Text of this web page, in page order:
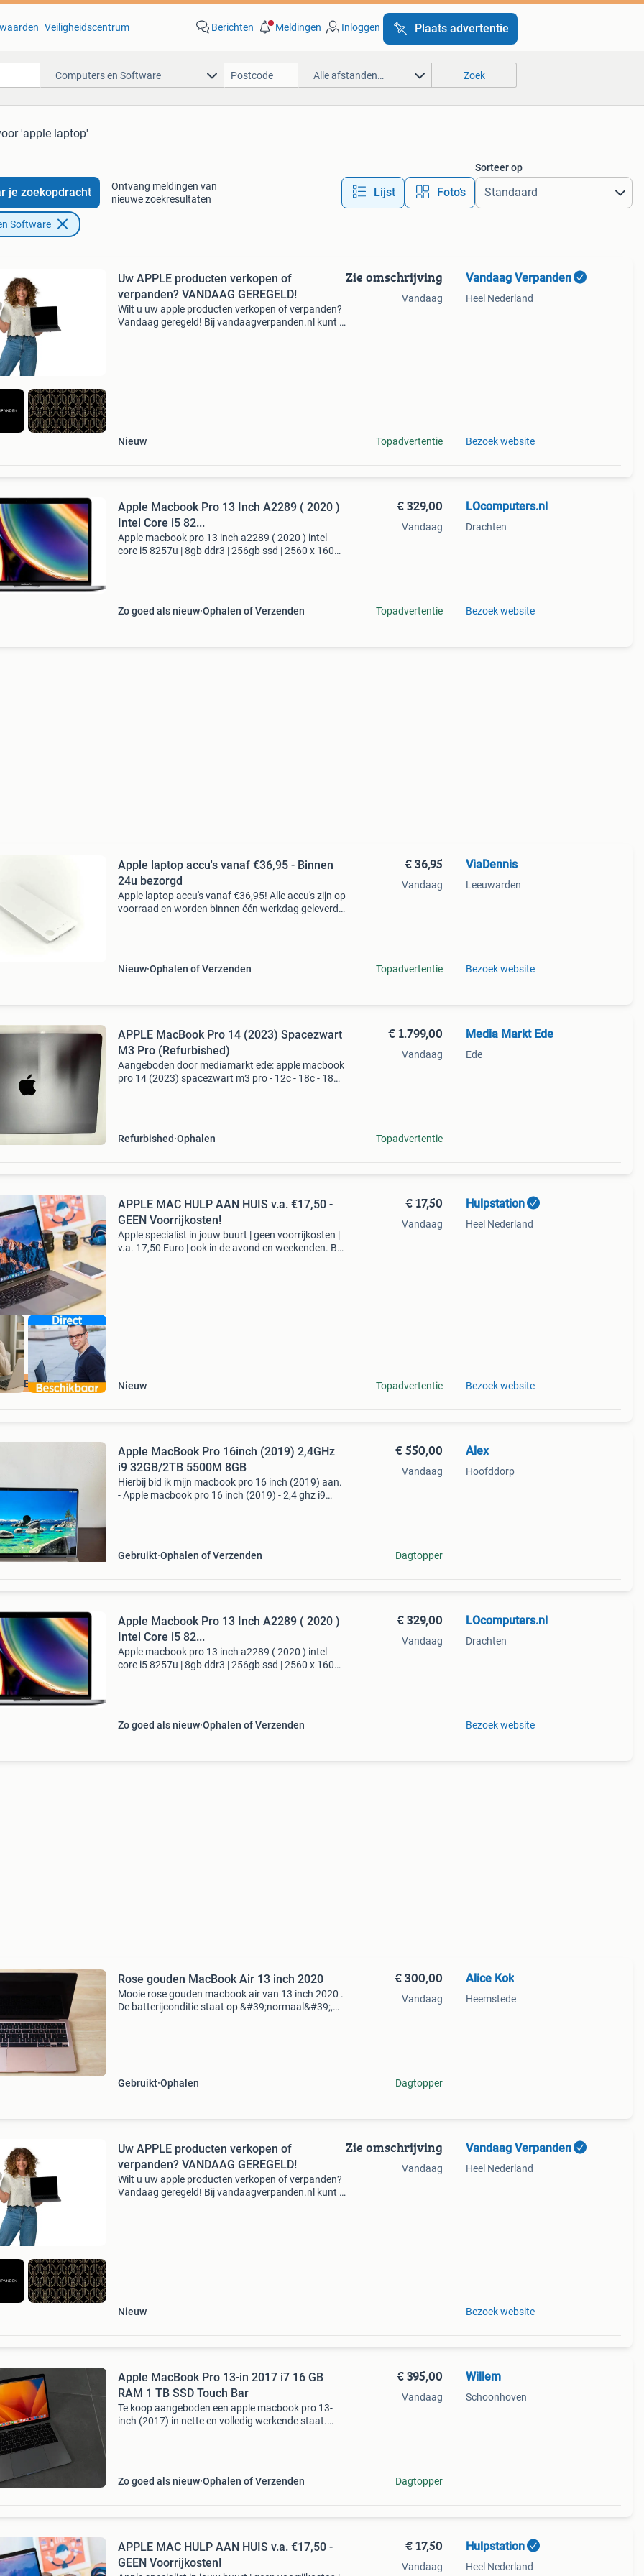
Veiligheidscentrum Berichten Meldingen Inloggen Plaats advertentie
Computers en Software Alle afstanden… Zoek
'apple laptop'
je zoekopdracht
Ontvang meldingen van
nieuwe zoekresultaten
Lijst Foto’s
Sorteer op
Software
Uw APPLE producten verkopen of
verpanden? VANDAAG GEREGELD!
Wilt u uw apple producten verkopen of verpanden?
Vandaag geregeld! Bij vandaagverpanden.nl kunt u
Nieuw
Zie omschrijving
Vandaag
Topadvertentie
Vandaag Verpanden
Heel Nederland
Bezoek website
Apple Macbook Pro 13 Inch A2289 ( 2020 )
Intel Core i5 82...
Apple macbook pro 13 inch a2289 ( 2020 ) intel
core i5 8257u | 8gb ddr3 | 256gb ssd | 2560 x 1600 |
Zo goed als nieuw Ophalen of Verzenden
€ 329,00
Vandaag
Topadvertentie
LOcomputers.nl
Drachten
Bezoek website
Apple laptop accu's vanaf €36,95 - Binnen
24u bezorgd
Apple laptop accu's vanaf €36,95! Alle accu's zijn op
voorraad en worden binnen één werkdag geleverd.
Nieuw Ophalen of Verzenden
€ 36,95
Vandaag
Topadvertentie
ViaDennis
Leeuwarden
Bezoek website
APPLE MacBook Pro 14 (2023) Spacezwart
M3 Pro (Refurbished)
Aangeboden door mediamarkt ede: apple macbook
pro 14 (2023) spacezwart m3 pro - 12c - 18c - 18
Refurbished Ophalen
€ 1.799,00
Vandaag
Topadvertentie
Media Markt Ede
Ede
EXPERT
APPLE MAC HULP AAN HUIS v.a. €17,50 -
GEEN Voorrijkosten!
Apple specialist in jouw buurt | geen voorrijkosten |
v.a. 17,50 Euro | ook in de avond en weekenden. Bel
Nieuw
€ 17,50
Vandaag
Topadvertentie
Hulpstation
Heel Nederland
Bezoek website
Apple MacBook Pro 16inch (2019) 2,4GHz
i9 32GB/2TB 5500M 8GB
Hierbij bid ik mijn macbook pro 16 inch (2019) aan.
- Apple macbook pro 16 inch (2019) - 2,4 ghz i9
Gebruikt Ophalen of Verzenden
€ 550,00
Vandaag
Dagtopper
Alex
Hoofddorp
Apple Macbook Pro 13 Inch A2289 ( 2020 )
Intel Core i5 82...
Apple macbook pro 13 inch a2289 ( 2020 ) intel
core i5 8257u | 8gb ddr3 | 256gb ssd | 2560 x 1600 |
Zo goed als nieuw Ophalen of Verzenden
€ 329,00
Vandaag
LOcomputers.nl
Drachten
Bezoek website
Rose gouden MacBook Air 13 inch 2020
Mooie rose gouden macbook air van 13 inch 2020 .
De batterijconditie staat op &#39;normaal&#39;,
Gebruikt Ophalen
€ 300,00
Vandaag
Dagtopper
Alice Kok
Heemstede
Uw APPLE producten verkopen of
verpanden? VANDAAG GEREGELD!
Wilt u uw apple producten verkopen of verpanden?
Vandaag geregeld! Bij vandaagverpanden.nl kunt u
Nieuw
Zie omschrijving
Vandaag
Vandaag Verpanden
Heel Nederland
Bezoek website
Apple MacBook Pro 13-in 2017 i7 16 GB
RAM 1 TB SSD Touch Bar
Te koop aangeboden een apple macbook pro 13-
inch (2017) in nette en volledig werkende staat.
Zo goed als nieuw Ophalen of Verzenden
€ 395,00
Vandaag
Dagtopper
Willem
Schoonhoven
APPLE MAC HULP AAN HUIS v.a. €17,50 -
GEEN Voorrijkosten!
€ 17,50
Vandaag
Hulpstation
Heel Nederland